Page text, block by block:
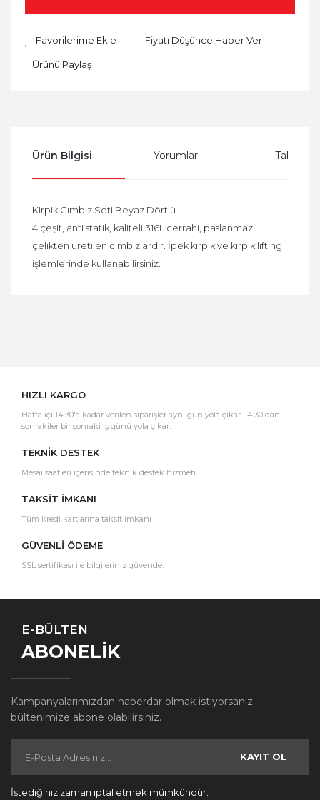
Fiyatı Düşünce Haber Ver
Ürünü Paylaş
Ürün Bilgisi Yorumlar Taksit
Kirpik Cımbız Seti Beyaz Dörtlü
4 çeşit, anti statik, kaliteli 316L cerrahi, paslanmaz
çelikten üretilen cımbızlardır. İpek kirpik ve kirpik lifting
işlemlerinde kullanabilirsiniz.
HIZLI KARGO
Hafta içi 14:30'a kadar verilen siparişler aynı gün yola çıkar. 14:30'dan
sonrakiler bir sonraki iş günü yola çıkar.
TEKNİK DESTEK
Mesai saatleri içerisinde teknik destek hizmeti
TAKSİT İMKANI
Tüm kredi kartlarına taksit imkanı
GÜVENLİ ÖDEME
SSL sertifikası ile bilgileriniz güvende.
E-BÜLTEN
ABONELİK
Kampanyalarımızdan haberdar olmak istiyorsanız
bültenimize abone olabilirsiniz.
KAYIT OL
İstediğiniz zaman iptal etmek mümkündür.